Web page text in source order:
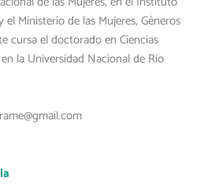
Ministerio de las Mujeres, Géneros
cursa el doctorado en Ciencias
la Universidad Nacional de Rio